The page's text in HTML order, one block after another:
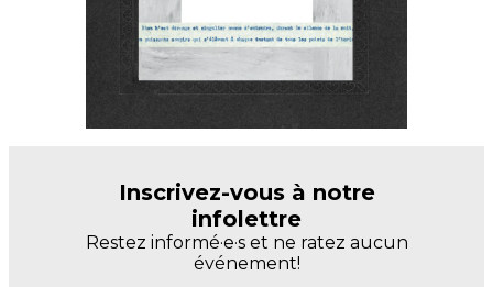
Inscrivez-vous à notre
infolettre
Restez informé·e·s et ne ratez aucun
événement!